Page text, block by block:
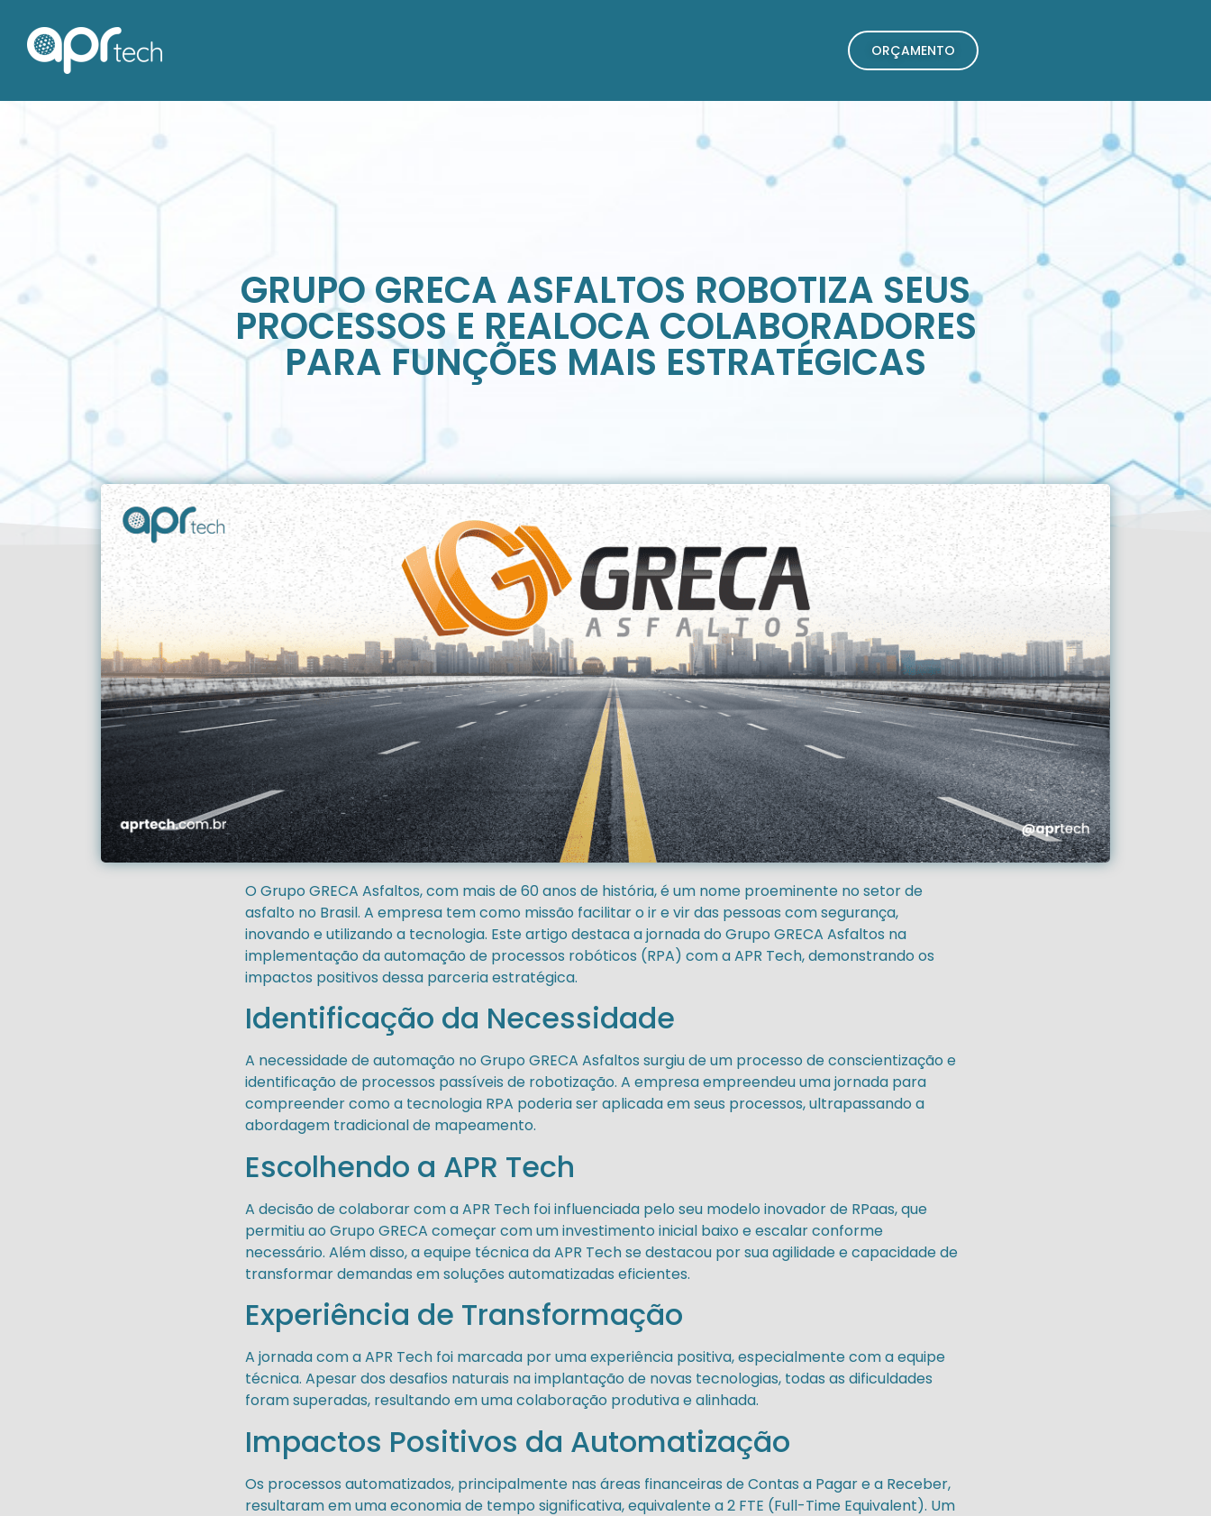
ORÇAMENTO
GRUPO GRECA ASFALTOS ROBOTIZA SEUS
PROCESSOS E REALOCA COLABORADORES
PARA FUNÇÕES MAIS ESTRATÉGICAS
O Grupo GRECA Asfaltos, com mais de 60 anos de história, é um nome proeminente no setor de
asfalto no Brasil. A empresa tem como missão facilitar o ir e vir das pessoas com segurança,
inovando e utilizando a tecnologia. Este artigo destaca a jornada do Grupo GRECA Asfaltos na
implementação da automação de processos robóticos (RPA) com a APR Tech, demonstrando os
impactos positivos dessa parceria estratégica.
Identificação da Necessidade
A necessidade de automação no Grupo GRECA Asfaltos surgiu de um processo de conscientização e
identificação de processos passíveis de robotização. A empresa empreendeu uma jornada para
compreender como a tecnologia RPA poderia ser aplicada em seus processos, ultrapassando a
abordagem tradicional de mapeamento.
Escolhendo a APR Tech
A decisão de colaborar com a APR Tech foi influenciada pelo seu modelo inovador de RPaas, que
permitiu ao Grupo GRECA começar com um investimento inicial baixo e escalar conforme
necessário. Além disso, a equipe técnica da APR Tech se destacou por sua agilidade e capacidade de
transformar demandas em soluções automatizadas eficientes.
Experiência de Transformação
A jornada com a APR Tech foi marcada por uma experiência positiva, especialmente com a equipe
técnica. Apesar dos desafios naturais na implantação de novas tecnologias, todas as dificuldades
foram superadas, resultando em uma colaboração produtiva e alinhada.
Impactos Positivos da Automatização
Os processos automatizados, principalmente nas áreas financeiras de Contas a Pagar e a Receber,
resultaram em uma economia de tempo significativa, equivalente a 2 FTE (Full-Time Equivalent). Um